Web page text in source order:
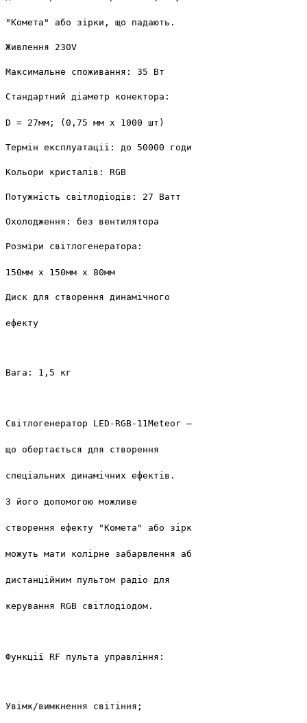
"Комета" або зірки, що падають.
Живлення 230V
Максимальне споживання: 35 Вт
Стандартний діаметр конектора:
D = 27мм; (0,75 мм x 1000 шт)
Термін експлуатації: до 50000 годин
Кольори кристалів: RGB
Потужність світлодіодів: 27 Ватт
Охолодження: без вентилятора
Розміри світлогенератора:
150мм х 150мм х 80мм
Диск для створення динамічного
ефекту
Вага: 1,5 кг
Світлогенератор LED-RGB-11Meteor – цікавий
що обертається для створення
спеціальних динамічних ефектів.
З його допомогою можливе
створення ефекту "Комета" або зірки, що падають з
можуть мати колірне забарвлення або зміну кольору...
дистанційним пультом радіо для
керування RGB світлодіодом.
Функції RF пульта управління:
Увімк/вимкнення світіння;